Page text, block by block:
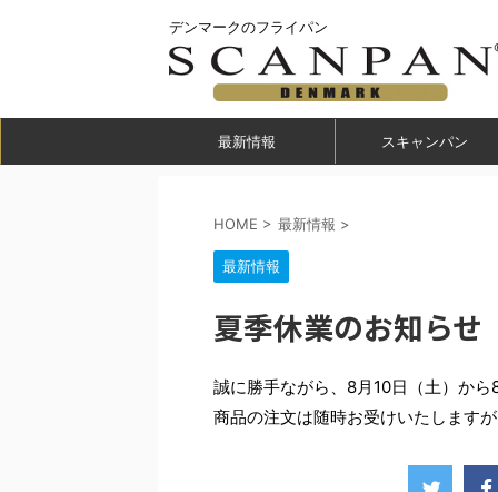
デンマークのフライパン
最新情報 スキャンパン
HOME > 最新情報 >
最新情報
夏季休業のお知らせ
誠に勝手ながら、8月10日（土）か
商品の注文は随時お受けいたします